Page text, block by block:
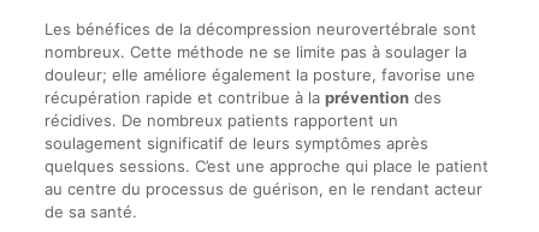
Les bénéfices de la décompression neurovertébrale sont
nombreux. Cette méthode ne se limite pas à soulager la
douleur; elle améliore également la posture, favorise une
récupération rapide et contribue à la préventiondes
récidives. De nombreux patients rapportent un
soulagement significatif de leurs symptômes après
quelques sessions. C’est une approche qui place le patient
au centre du processus de guérison, en le rendant acteur
de sa santé.